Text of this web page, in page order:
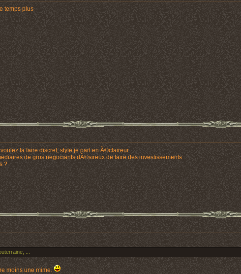
temps plus
la faire discret, style je part en Ã©claireur
de gros negociants dÃ©sireux de faire des investissements
?
...
moins une mime.